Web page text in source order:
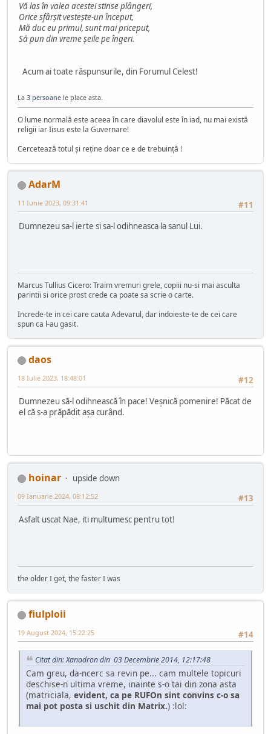
Vă las în valea acestei stinse plângeri,
Orice sfârşit vesteşte-un început,
Mă duc eu primul, sunt mai priceput,
Să pun din vreme şeile pe îngeri.
Acum ai toate răspunsurile, din Forumul Celest!
La 3 persoane le place asta.
O lume normală este aceea în care diavolul este în iad, nu mai există
religii iar Iisus este la Guvernare!
Cercetează totul şi reţine doar ce e de trebuinţă !
AdarM
#11
11 Iunie 2023, 09:31:41
Dumnezeu sa-l ierte si sa-l odihneasca la sanul Lui.
Marcus Tullius Cicero: Traim vremuri grele, copiii nu-si mai asculta
parintii si orice prost crede ca poate sa scrie o carte.
Increde-te in cei care cauta Adevarul, dar indoieste-te de cei care
spun ca l-au gasit.
daos
#12
18 Iulie 2023, 18:48:01
Dumnezeu să-l odihnească în pace! Veșnică pomenire! Păcat de
el că s-a prăpădit așa curând.
hoinar
upside down
#13
09 Ianuarie 2024, 08:12:52
Asfalt uscat Nae, iti multumesc pentru tot!
the older I get, the faster I was
fiulploii
#14
19 August 2024, 15:22:25
Citat din: Xanadron din 03 Decembrie 2014, 12:17:48
Cam greu, da-ncerc sa revin pe... cam multele topicuri
deschise-n ultima vreme, inainte s-o tai din zona asta
(matriciala, evident, ca pe RUFOn sint convins c-o sa
mai pot posta si uschit din Matrix.) :lol: